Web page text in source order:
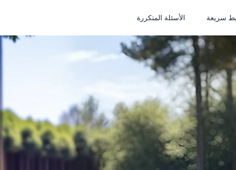
سريعة الأسئلة المتكررة